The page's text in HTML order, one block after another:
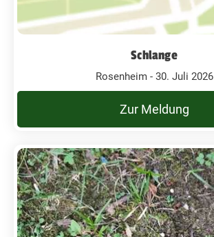
Schlange
Rosenheim - 30. Juli 2026
Zur Meldung